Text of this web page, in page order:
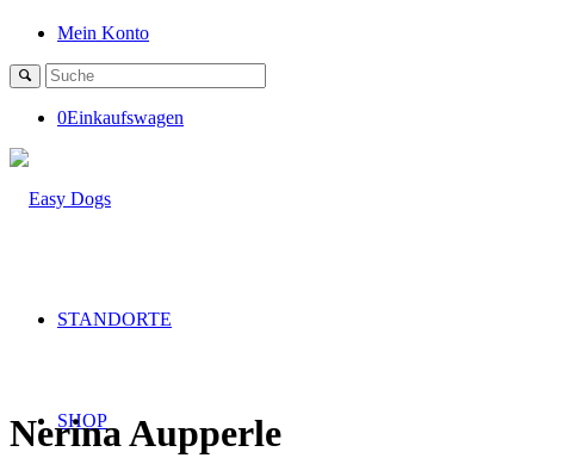
Mein Konto
0Einkaufswagen
STANDORTE
SHOP
Nerina Aupperle